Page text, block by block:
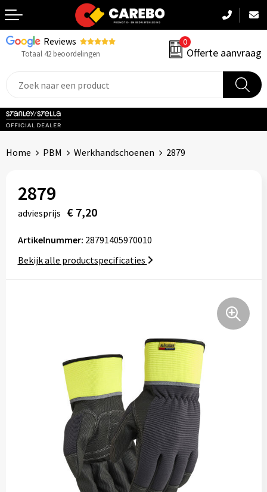
Reviews
Totaal 42 beoordelingen
0
Offerte aanvraag
Terug
Sportkleding
Caps, Mutsen & Sjaals
Handdoeken & Dekens
Home PBM Werkhandschoenen 2879
2879
adviesprijs € 7,20
Artikelnummer: 28791405970010
Bekijk alle productspecificaties